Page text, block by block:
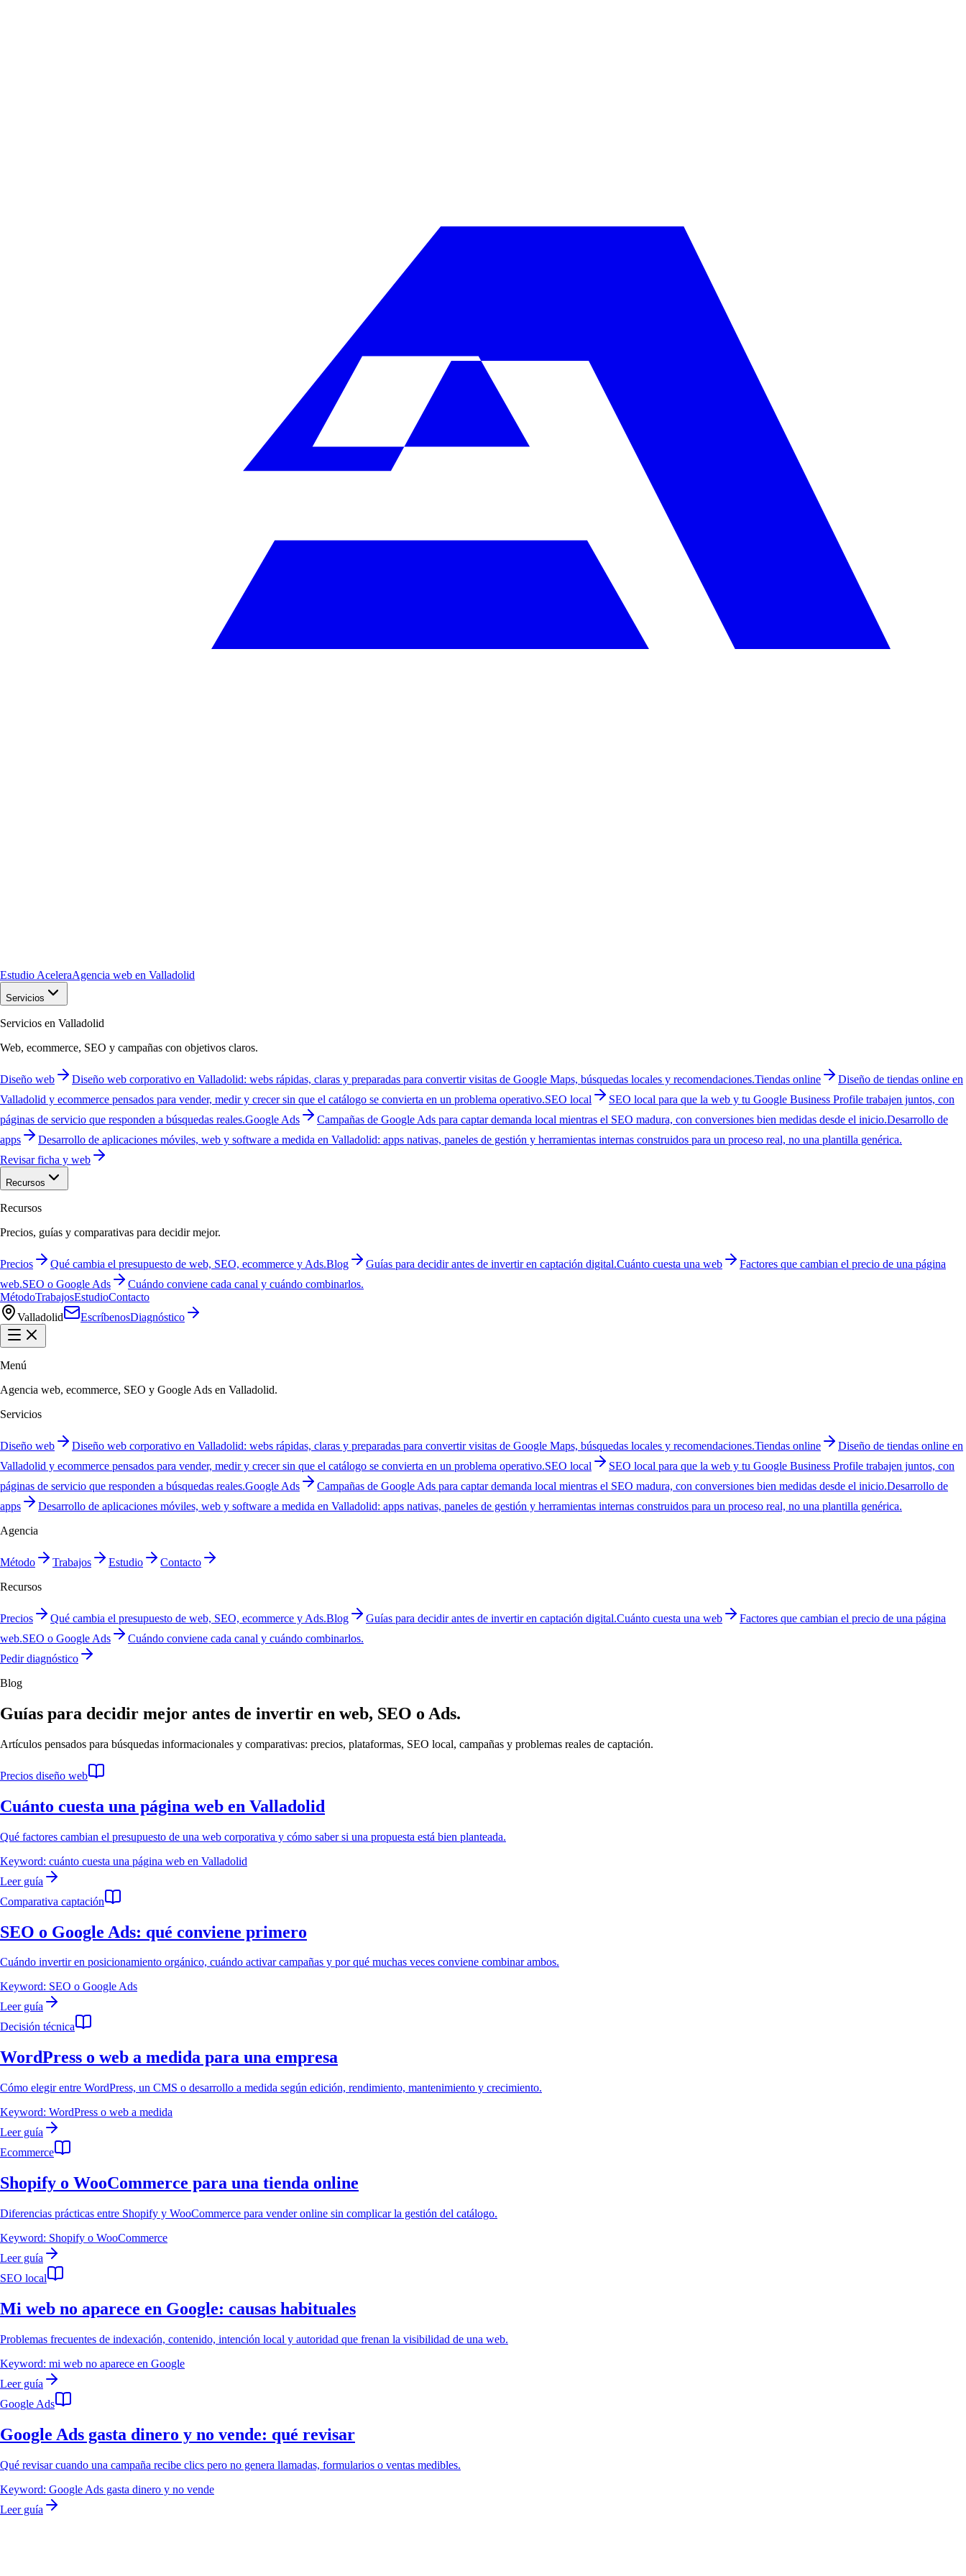
Estudio AceleraAgencia web en Valladolid
Servicios
Servicios en Valladolid
Web, ecommerce, SEO y campañas con objetivos claros.
Diseño web Diseño web corporativo en Valladolid: webs rápidas, claras y preparadas para convertir visitas de Google Maps, búsquedas locales y recomendaciones.Tiendas online
Diseño de tiendas online en
Valladolid y ecommerce pensados para vender, medir y crecer sin que el catálogo se convierta en un problema operativo.SEO local
SEO local para que la web y tu Google Business Profile trabajen juntos, con
páginas de servicio que responden a búsquedas reales.Google Ads Campañas de Google Ads para captar demanda local mientras el SEO madura, con conversiones bien medidas desde el inicio.Desarrollo de
apps
Desarrollo de aplicaciones móviles, web y software a medida en Valladolid: apps nativas, paneles de gestión y herramientas internas construidos para un proceso real, no una plantilla genérica.
Revisar ficha y web
Recursos
Recursos
Precios, guías y comparativas para decidir mejor.
Precios Qué cambia el presupuesto de web, SEO, ecommerce y Ads.Blog Guías para decidir antes de invertir en captación digital.Cuánto cuesta una web
Factores que cambian el precio de una página
web.SEO o Google Ads
Cuándo conviene cada canal y cuándo combinarlos.
MétodoTrabajosEstudioContacto
Valladolid
EscríbenosDiagnóstico
Menú
Agencia web, ecommerce, SEO y Google Ads en Valladolid.
Servicios
Diseño web Diseño web corporativo en Valladolid: webs rápidas, claras y preparadas para convertir visitas de Google Maps, búsquedas locales y recomendaciones.Tiendas online
Diseño de tiendas online en
Valladolid y ecommerce pensados para vender, medir y crecer sin que el catálogo se convierta en un problema operativo.SEO local
SEO local para que la web y tu Google Business Profile trabajen juntos, con
páginas de servicio que responden a búsquedas reales.Google Ads Campañas de Google Ads para captar demanda local mientras el SEO madura, con conversiones bien medidas desde el inicio.Desarrollo de
apps
Desarrollo de aplicaciones móviles, web y software a medida en Valladolid: apps nativas, paneles de gestión y herramientas internas construidos para un proceso real, no una plantilla genérica.
Agencia
Método Trabajos Estudio
Contacto
Recursos
Precios Qué cambia el presupuesto de web, SEO, ecommerce y Ads.Blog Guías para decidir antes de invertir en captación digital.Cuánto cuesta una web
Factores que cambian el precio de una página
web.SEO o Google Ads
Cuándo conviene cada canal y cuándo combinarlos.
Pedir diagnóstico
Blog
Guías para decidir mejor antes de invertir en web, SEO o Ads.
Artículos pensados para búsquedas informacionales y comparativas: precios, plataformas, SEO local, campañas y problemas reales de captación.
Precios diseño web
Cuánto cuesta una página web en Valladolid
Qué factores cambian el presupuesto de una web corporativa y cómo saber si una propuesta está bien planteada.
Keyword: cuánto cuesta una página web en Valladolid
Leer guía
Comparativa captación
SEO o Google Ads: qué conviene primero
Cuándo invertir en posicionamiento orgánico, cuándo activar campañas y por qué muchas veces conviene combinar ambos.
Keyword: SEO o Google Ads
Leer guía
Decisión técnica
WordPress o web a medida para una empresa
Cómo elegir entre WordPress, un CMS o desarrollo a medida según edición, rendimiento, mantenimiento y crecimiento.
Keyword: WordPress o web a medida
Leer guía
Ecommerce
Shopify o WooCommerce para una tienda online
Diferencias prácticas entre Shopify y WooCommerce para vender online sin complicar la gestión del catálogo.
Keyword: Shopify o WooCommerce
Leer guía
SEO local
Mi web no aparece en Google: causas habituales
Problemas frecuentes de indexación, contenido, intención local y autoridad que frenan la visibilidad de una web.
Keyword: mi web no aparece en Google
Leer guía
Google Ads
Google Ads gasta dinero y no vende: qué revisar
Qué revisar cuando una campaña recibe clics pero no genera llamadas, formularios o ventas medibles.
Keyword: Google Ads gasta dinero y no vende
Leer guía